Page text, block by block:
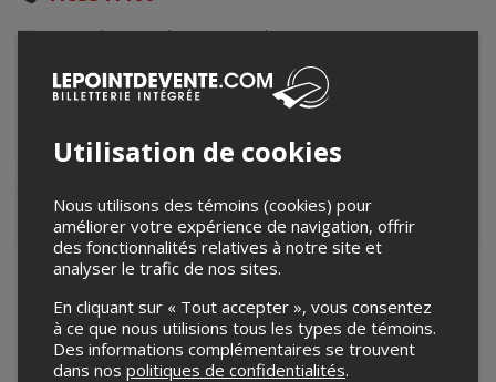
revivezlepatinodrome@gmail.com
www.ville.quebec.qc.ca/citoyens/loisirs_sports/installatio
ns_sportives/piscines_interieures/piscines_interieures_fi
che.aspx?entID=166
3705 Avenue Chauveau
Quebec, QC
+
−
Utilisation de cookies
Nous utilisons des témoins (cookies) pour
améliorer votre expérience de navigation, offrir
des fonctionnalités relatives à notre site et
analyser le trafic de nos sites.
En cliquant sur « Tout accepter », vous consentez
à ce que nous utilisions tous les types de témoins.
Des informations complémentaires se trouvent
dans nos politiques de confidentialités.